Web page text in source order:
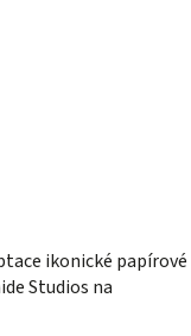
ikonické papírové
Studios na